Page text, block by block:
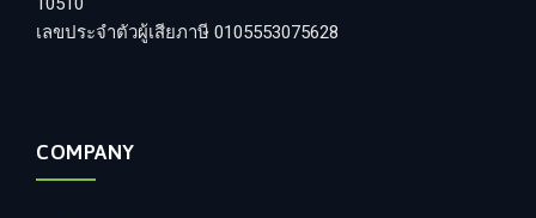
เลขประจำตัวผู้เสียภาษี 0105553075628
COMPANY